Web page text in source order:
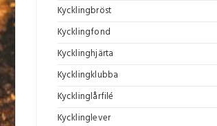
Kycklingbröst
Kycklingfond
Kycklinghjärta
Kycklingklubba
Kycklinglårfilé
Kycklinglever